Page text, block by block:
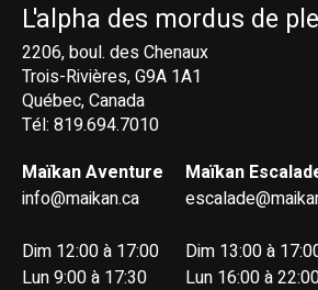
L'alpha des mordus de
2206, boul. des Chenaux
Trois-Rivières, G9A 1A1
Québec, Canada
Tél: 819.694.7010
Maïkan Aventure
info@maikan.ca
Dim 12:00 à 17:00
Lun 9:00 à 17:30
Maïkan
Dim 13:00 à
Lun 16:00 à